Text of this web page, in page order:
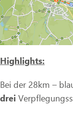
Highlights:
Bei der 28km –
drei